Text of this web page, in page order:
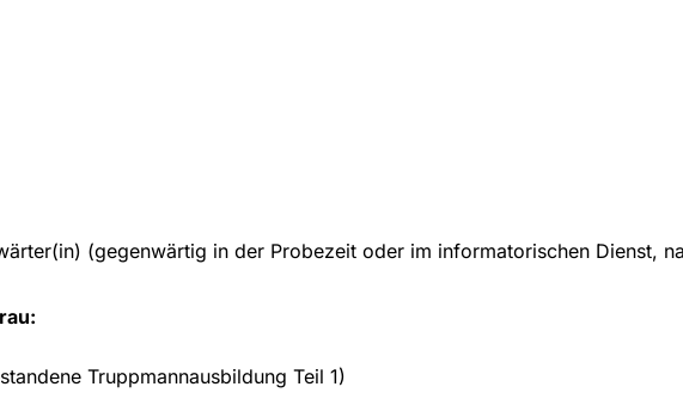
(gegenwärtig in der Probezeit oder im informatorischen Dienst,
Truppmannausbildung Teil 1)